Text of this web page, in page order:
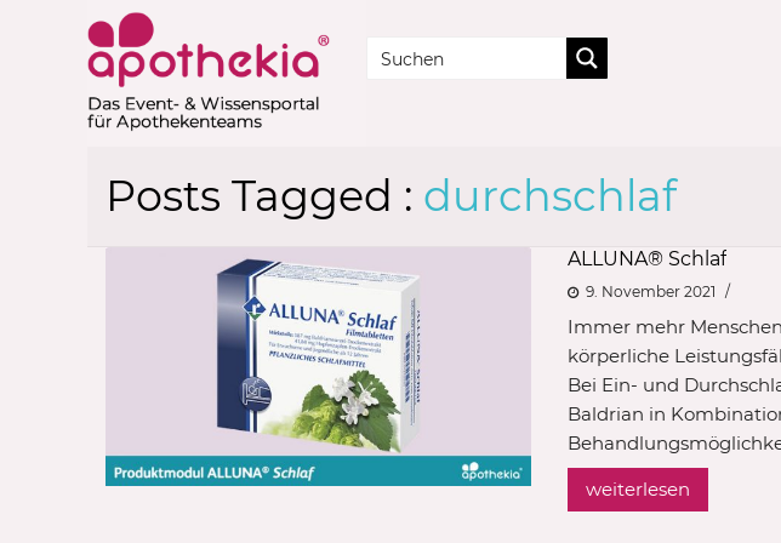
Posts Tagged : durchschlaf
ALLUNA® Schlaf
9. November 2021
Immer mehr
körperliche
Bei Ein- und
Baldrian in
weiterlesen